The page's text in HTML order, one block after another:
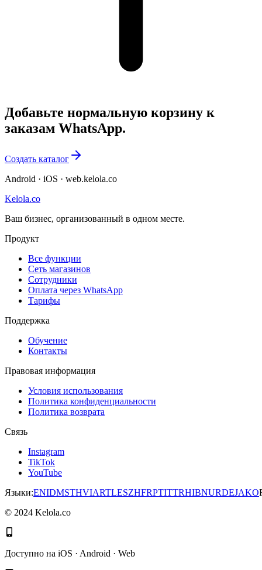
Добавьте нормальную корзину к
заказам WhatsApp.
Создать каталог
Android · iOS · web.kelola.co
Kelola.co
Ваш бизнес, организованный в одном месте.
Продукт
Все функции
Сеть магазинов
Сотрудники
Оплата через WhatsApp
Тарифы
Поддержка
Обучение
Контакты
Правовая информация
Условия использования
Политика конфиденциальности
Политика возврата
Связь
Instagram
TikTok
YouTube
Языки:ENIDMSTHVIARTLESZHFRPTITTRHIBNURDEJAKO
© 2024 Kelola.co
Доступно на iOS · Android · Web